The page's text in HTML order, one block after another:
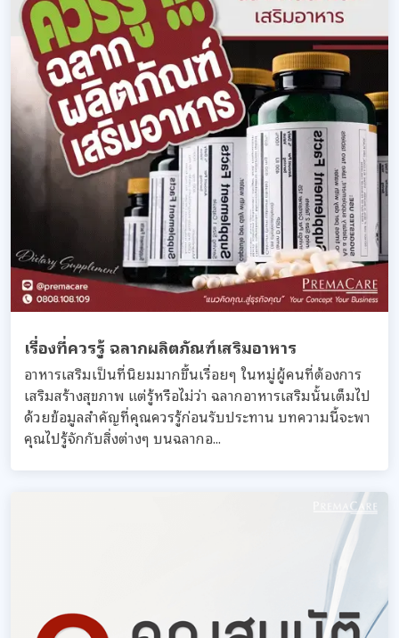
เรื่องที่ควรรู้ ฉลากผลิตภัณฑ์เสริมอาหาร
อาหารเสริมเป็นที่นิยมมากขึ้นเรื่อยๆ ในหมู่ผู้คนที่ต้องการ
เสริมสร้างสุขภาพ แต่รู้หรือไม่ว่า ฉลากอาหารเสริมนั้นเต็มไป
ด้วยข้อมูลสำคัญที่คุณควรรู้ก่อนรับประทาน บทความนี้จะพา
คุณไปรู้จักกับสิ่งต่างๆ บนฉลากอ...